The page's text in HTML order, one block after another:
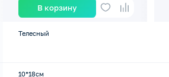
В корзину
Телесный
10*18см